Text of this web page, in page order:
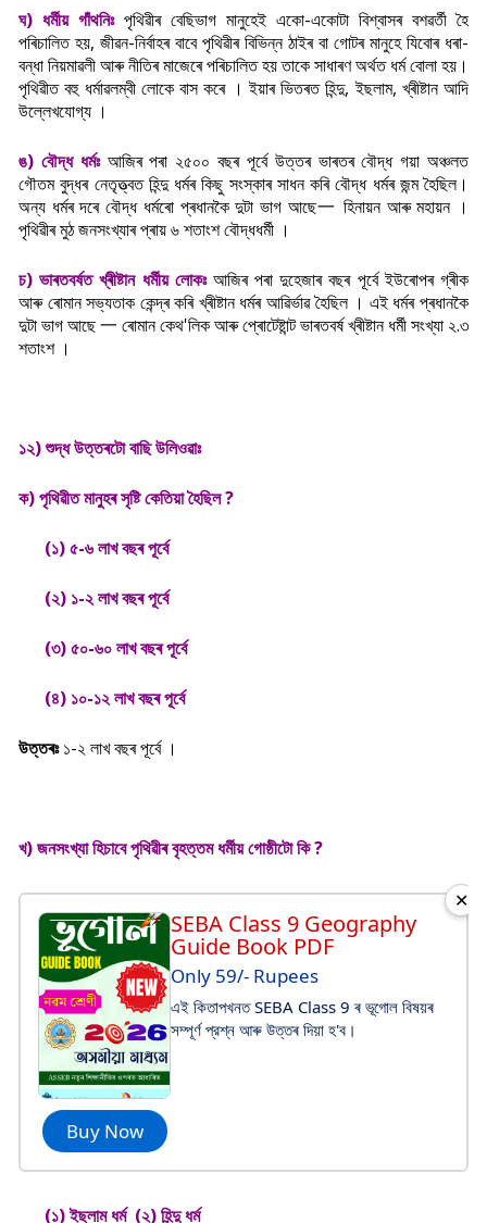
ঘ) ধৰ্মীয় গাঁথনিঃ পৃথিৱীৰ বেছিভাগ মানুহেই একো-একোটা বিশ্বাসৰ বশৱৰ্তী হৈ
পৰিচালিত হয়, জীৱন-নিৰ্বাহৰ বাবে পৃথিৱীৰ বিভিন্ন ঠাইৰ বা গোটৰ মানুহে যিবোৰ ধৰা-
বন্ধা নিয়মাৱলী আৰু নীতিৰ মাজেৰে পৰিচালিত হয় তাকে সাধাৰণ অৰ্থত ধৰ্ম বোলা হয়।
পৃথিৱীত বহু ধৰ্মাৱলম্বী লোকে বাস কৰে । ইয়াৰ ভিতৰত হিন্দু, ইছলাম, খ্ৰীষ্টান আদি
উল্লেখযোগ্য ।
ঙ) বৌদ্ধ ধৰ্মঃ আজিৰ পৰা ২৫০০ বছৰ পূৰ্বে উত্তৰ ভাৰতৰ বৌদ্ধ গয়া অঞ্চলত
গৌতম বুদ্ধৰ নেতৃত্ত্বত হিন্দু ধৰ্মৰ কিছু সংস্কাৰ সাধন কৰি বৌদ্ধ ধৰ্মৰ জন্ম হৈছিল।
অন্য ধৰ্মৰ দৰে বৌদ্ধ ধৰ্মৰো প্ৰধানকৈ দুটা ভাগ আছে一 হিনায়ন আৰু মহায়ন ।
পৃথিৱীৰ মুঠ জনসংখ্যাৰ প্ৰায় ৬ শতাংশ বৌদ্ধধৰ্মী ।
চ) ভাৰতবৰ্ষত খ্ৰীষ্টান ধৰ্মীয় লোকঃ আজিৰ পৰা দুহেজাৰ বছৰ পূৰ্বে ইউৰোপৰ গ্ৰীক
আৰু ৰোমান সভ্যতাক কেন্দ্ৰ কৰি খ্ৰীষ্টান ধৰ্মৰ আৱিৰ্ভাৱ হৈছিল । এই ধৰ্মৰ প্ৰধানকৈ
দুটা ভাগ আছে 一 ৰোমান কেথ'লিক আৰু প্ৰোটেষ্টান্ট ভাৰতবৰ্ষ খ্ৰীষ্টান ধৰ্মী সংখ্যা ২.৩
শতাংশ ।
১২) শুদ্ধ উত্তৰটো বাছি উলিওৱাঃ
ক) পৃথিৱীত মানুহৰ সৃষ্টি কেতিয়া হৈছিল ?
(১) ৫-৬ লাখ বছৰ পূৰ্বে
(২) ১-২ লাখ বছৰ পূৰ্বে
(৩) ৫০-৬০ লাখ বছৰ পূৰ্বে
(৪) ১০-১২ লাখ বছৰ পূৰ্বে
উত্তৰঃ১-২ লাখ বছৰ পূৰ্বে ।
খ) জনসংখ্যা হিচাবে পৃথিৱীৰ বৃহত্তম ধৰ্মীয় গোষ্ঠীটো কি ?
Buy Now
SEBA Class 9 Geography
Guide Book PDF
Only 59/- Rupees
এই কিতাপখনত SEBA Class 9 ৰ ভূগোল বিষয়ৰ
সম্পূর্ণ প্রশ্ন আৰু উত্তৰ দিয়া হ'ব।
✕
(১) ইছলাম ধৰ্ম (২) হিন্দু ধৰ্ম